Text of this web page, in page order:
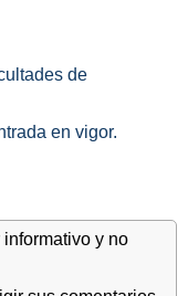
de
en vigor.
y no